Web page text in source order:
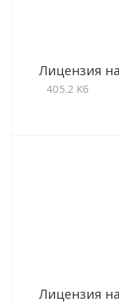
Лицензия
405.2 Кб
Лицензия